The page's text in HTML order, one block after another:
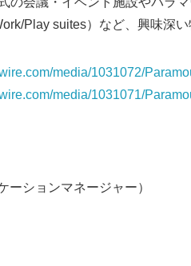
Play suites）など、興味深い
media/1031072/
media/1031071/
ーションマネージャー）
Japanese